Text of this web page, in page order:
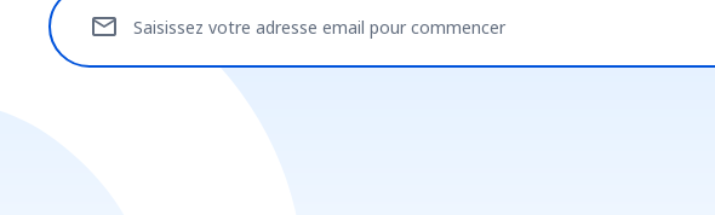
Saisissez votre adresse email pour commencer
mail